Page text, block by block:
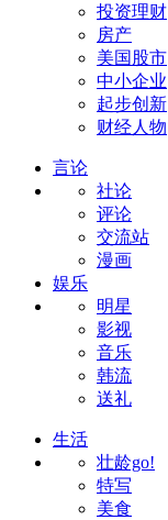
投资理财
房产
美国股市
中小企业
起步创新
财经人物
言论
社论
评论
交流站
漫画
娱乐
明星
影视
音乐
韩流
送礼
生活
壮龄go!
特写
美食